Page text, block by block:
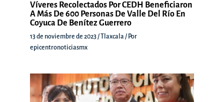
Víveres Recolectados Por CEDH Beneficiaron
A Más De 600 Personas De Valle Del Río En
Coyuca De Benítez Guerrero
13 de noviembre de 2023/ Tlaxcala / Por
epicentronoticiasmx